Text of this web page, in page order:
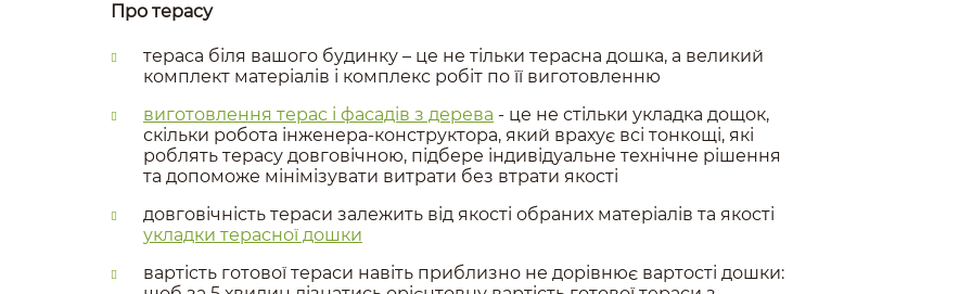
Про терасу
тераса біля вашого будинку – це не тільки терасна дошка, а великий
комплект матеріалів і комплекс робіт по її виготовленню
виготовлення терас і фасадів з дерева - це не стільки укладка дощок,
скільки робота інженера-конструктора, який врахує всі тонкощі, які
роблять терасу довговічною, підбере індивідуальне технічне рішення
та допоможе мінімізувати витрати без втрати якості
довговічність тераси залежить від якості обраних матеріалів та якості
укладки терасної дошки
вартість готової тераси навіть приблизно не дорівнює вартості дошки: